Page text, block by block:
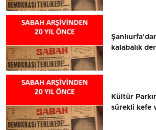
kalabalık
Kültür
sürekli kefe